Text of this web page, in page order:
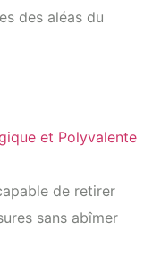
des aléas du
et Polyvalente
de retirer
sans abîmer